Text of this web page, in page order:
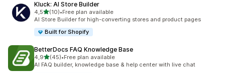
Kluck: AI Store Builder
4,5av 5 stjerner
(10)
Totalt 10 omtaler
•Free plan available
AI Store Builder for high-converting stores and product pages
Built for Shopify
BetterDocs FAQ Knowledge Base
4,9av 5 stjerner
(45)
Totalt 45 omtaler
•Free plan available
AI FAQ builder, knowledge base & help center with live chat